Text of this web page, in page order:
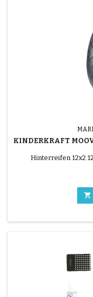
KINDERKRAFT
Hinterreifen
